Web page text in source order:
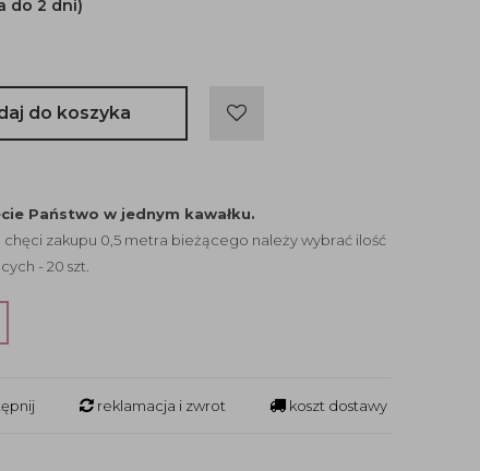
do 2 dni)
do koszyka
Państwo w jednym kawałku.
zakupu 0,5 metra bieżącego należy wybrać ilość
- 20 szt.
reklamacja i zwrot koszt dostawy